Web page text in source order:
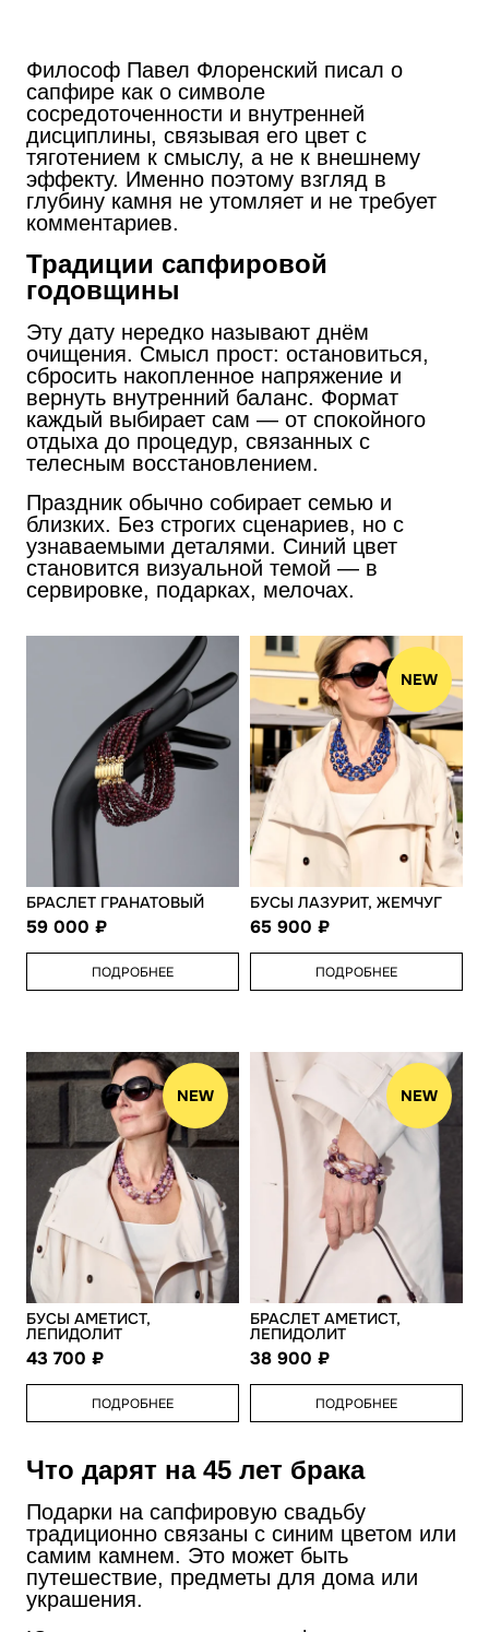
Философ Павел Флоренский писал о
сапфире как о символе
сосредоточенности и внутренней
дисциплины, связывая его цвет с
тяготением к смыслу, а не к внешнему
эффекту. Именно поэтому взгляд в
глубину камня не утомляет и не требует
комментариев.
Традиции сапфировой
годовщины
Эту дату нередко называют днём
очищения. Смысл прост: остановиться,
сбросить накопленное напряжение и
вернуть внутренний баланс. Формат
каждый выбирает сам — от спокойного
отдыха до процедур, связанных с
телесным восстановлением.
Праздник обычно собирает семью и
близких. Без строгих сценариев, но с
узнаваемыми деталями. Синий цвет
становится визуальной темой — в
сервировке, подарках, мелочах.
БРАСЛЕТ ГРАНАТОВЫЙ
59 000
ПОДРОБНЕЕ
NEW
БУСЫ ЛАЗУРИТ, ЖЕМЧУГ
65 900
ПОДРОБНЕЕ
NEW
БУСЫ АМЕТИСТ,
ЛЕПИДОЛИТ
43 700
ПОДРОБНЕЕ
NEW
БРАСЛЕТ АМЕТИСТ,
ЛЕПИДОЛИТ
38 900
ПОДРОБНЕЕ
Что дарят на 45 лет брака
Подарки на сапфировую свадьбу
традиционно связаны с синим цветом или
самим камнем. Это может быть
путешествие, предметы для дома или
украшения.